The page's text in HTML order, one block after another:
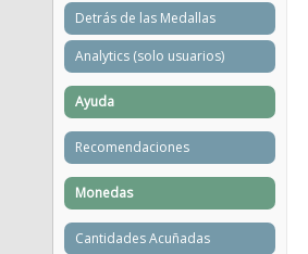
Detrás de las Medallas
Analytics (solo usuarios)
Ayuda
Recomendaciones
Monedas
Cantidades Acuñadas